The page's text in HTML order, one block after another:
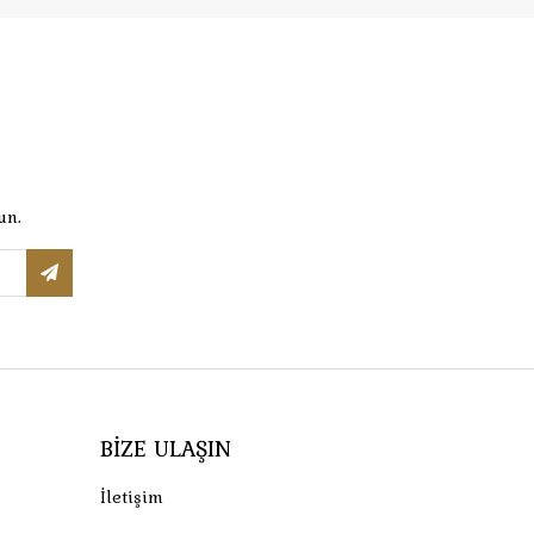
BIZE ULAŞIN
İletişim